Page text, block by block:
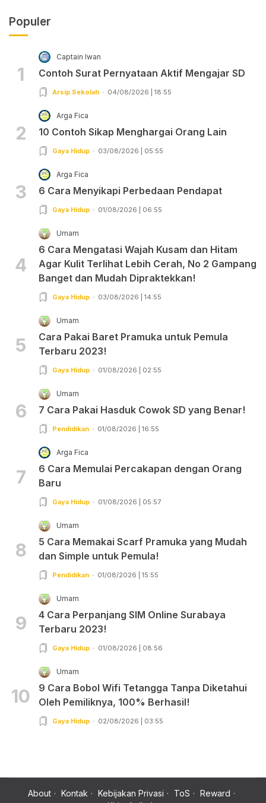
Populer
1
Captain Iwan
Contoh Surat Pernyataan Aktif Mengajar SD
Arsip Sekolah 04/08/2026 | 18:55
2
Arga Fica
10 Contoh Sikap Menghargai Orang Lain
Gaya Hidup 03/08/2026 | 05:55
3
Arga Fica
6 Cara Menyikapi Perbedaan Pendapat
Gaya Hidup 01/08/2026 | 06:55
4
Umam
6 Cara Mengatasi Wajah Kusam dan Hitam
Agar Kulit Terlihat Lebih Cerah, No 2 Gampang
Banget dan Mudah Dipraktekkan!
Gaya Hidup 03/08/2026 | 14:55
5
Umam
Cara Pakai Baret Pramuka untuk Pemula
Terbaru 2023!
Gaya Hidup 01/08/2026 | 02:55
6
Umam
7 Cara Pakai Hasduk Cowok SD yang Benar!
Pendidikan 01/08/2026 | 16:55
7
Arga Fica
6 Cara Memulai Percakapan dengan Orang
Baru
Gaya Hidup 01/08/2026 | 05:57
8
Umam
5 Cara Memakai Scarf Pramuka yang Mudah
dan Simple untuk Pemula!
Pendidikan 01/08/2026 | 15:55
9
Umam
4 Cara Perpanjang SIM Online Surabaya
Terbaru 2023!
Gaya Hidup 01/08/2026 | 08:56
10
Umam
9 Cara Bobol Wifi Tetangga Tanpa Diketahui
Oleh Pemiliknya, 100% Berhasil!
Gaya Hidup 02/08/2026 | 03:55
About Kontak Kebijakan Privasi ToS
Reward